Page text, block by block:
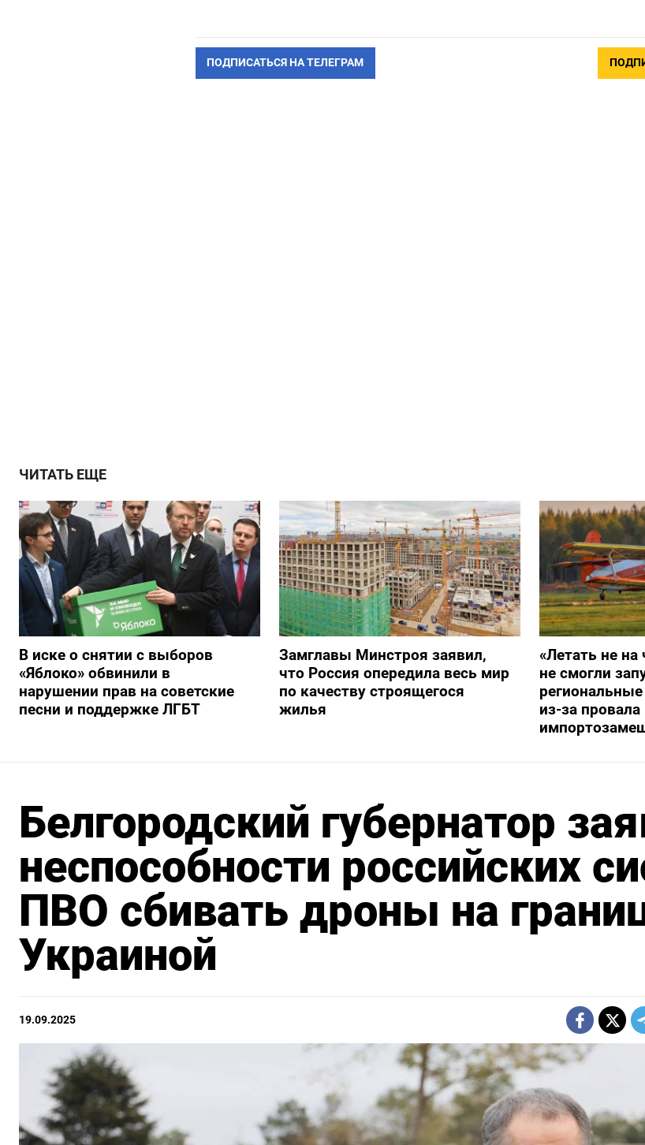
ПОДПИСАТЬСЯ НА ТЕЛЕГРАМ
ЧИТАТЬ ЕЩЕ
В иске о снятии с выборов
«Яблоко» обвинили в
нарушении прав на советские
песни и поддержке ЛГБТ
Замглавы Минстроя заявил,
что Россия опередила весь мир
по качеству строящегося
жилья
«Летать не
не смогли
из-за провала
Белгородский губернатор
неспособности российских
ПВО сбивать дроны на
Украиной
19.09.2025